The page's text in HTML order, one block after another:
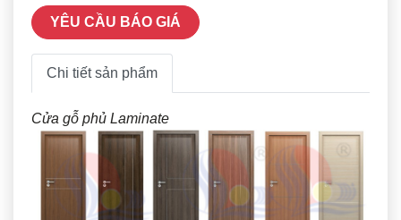
YÊU CẦU BÁO GIÁ
Chi tiết sản phẩm
Cửa gỗ phủ Laminate